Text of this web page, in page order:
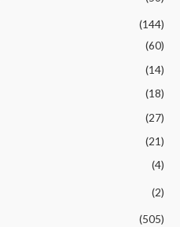
(144)
(60)
(14)
(18)
(27)
(21)
(4)
(2)
(505)